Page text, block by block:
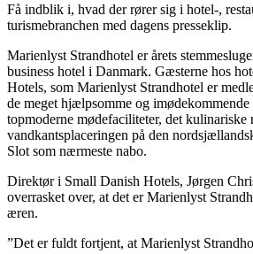
Få indblik i, hvad der rører sig i hotel-,
turismebranchen med dagens presseklip.
Marienlyst Strandhotel er årets
business hotel i Danmark. Gæsterne hos
Hotels, som Marienlyst Strandhotel er
de meget hjælpsomme og imødekommende
topmoderne mødefaciliteter, det
vandkantsplaceringen på den
Slot som nærmeste nabo.
Direktør i Small Danish Hotels, Jørgen
overrasket over, at det er Marienlyst
æren.
”Det er fuldt fortjent, at Marienlyst